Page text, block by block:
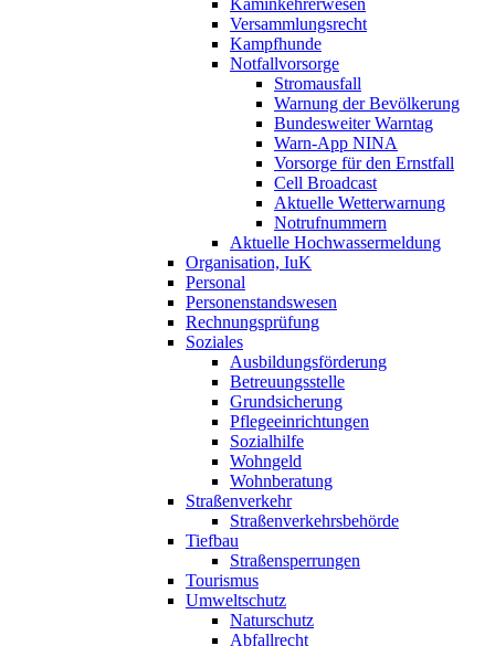
Kaminkehrerwesen
Versammlungsrecht
Kampfhunde
Notfallvorsorge
Stromausfall
Warnung der Bevölkerung
Bundesweiter Warntag
Warn-App NINA
Vorsorge für den Ernstfall
Cell Broadcast
Aktuelle Wetterwarnung
Notrufnummern
Aktuelle Hochwassermeldung
Organisation, IuK
Personal
Personenstandswesen
Rechnungsprüfung
Soziales
Ausbildungsförderung
Betreuungsstelle
Grundsicherung
Pflegeeinrichtungen
Sozialhilfe
Wohngeld
Wohnberatung
Straßenverkehr
Straßenverkehrsbehörde
Tiefbau
Straßensperrungen
Tourismus
Umweltschutz
Naturschutz
Abfallrecht